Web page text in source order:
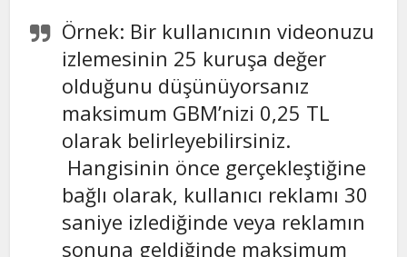
Örnek: Bir kullanıcının videonuzu
izlemesinin 25 kuruşa değer
olduğunu düşünüyorsanız
maksimum GBM’nizi 0,25 TL
olarak belirleyebilirsiniz.
Hangisinin önce gerçekleştiğine
bağlı olarak, kullanıcı reklamı 30
saniye izlediğinde veya reklamın
sonuna geldiğinde maksimum